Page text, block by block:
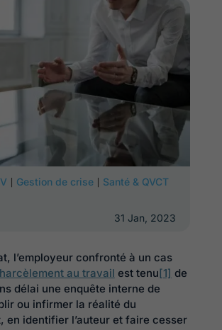
| Gestion de crise| Santé & QVCT
31 Jan, 2023
L.4121-1 du code du travail,
de ses salariés sur leur lieu
l’employeur confronté à un cas
harcèlement au travail est tenu[1] de
délai une enquête interne de
ou infirmer la réalité du
en identifier l’auteur et faire cesser